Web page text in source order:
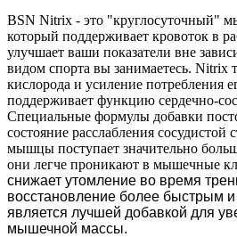
BSN Nitrix - это "круглосуточный"
который поддерживает кровоток в
улучшает ваши показатели вне
видом спорта вы занимаетесь. Nitrix
кислорода и усиление потребления
поддерживает функцию сердечно-
Специальные формулы добавки
состояние расслабления сосудистой
мышцы поступает значительно
они легче проникают в мышечные
снижает утомление во время
восстановление более быстрым
является лучшей добавкой для
мышечной массы.